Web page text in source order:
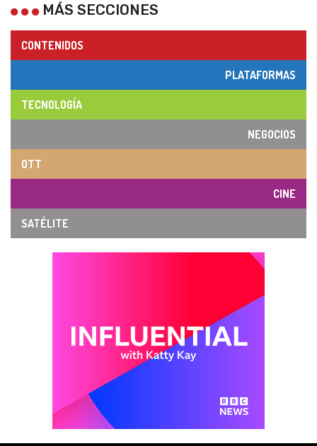
MÁS SECCIONES
CONTENIDOS
PLATAFORMAS
TECNOLOGÍA
NEGOCIOS
OTT
CINE
SATÉLITE